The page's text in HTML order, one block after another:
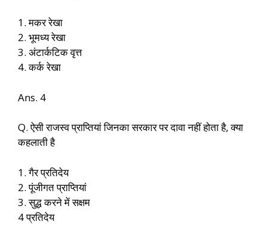
1. मकर रेखा
2. भूमध्य रेखा
3. अंटार्कटिक वृत्त
4. कर्क रेखा
Ans. 4
Q. ऐसी राजस्व प्राप्तियां जिनका सरकार पर दावा नहीं होता है, क्या
कहलाती है
1. गैर प्रतिदेय
2. पूंजीगत प्राप्तियां
3. सुद्ध करने में सक्षम
4 प्रतिदेय